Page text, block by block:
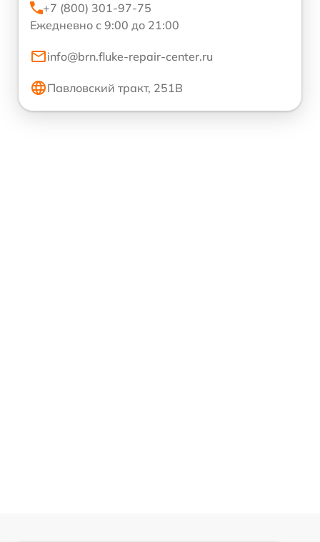
+7 (800) 301-97-75
Ежедневно с 9:00 до 21:00
info@brn.fluke-repair-center.ru
Павловский тракт, 251В